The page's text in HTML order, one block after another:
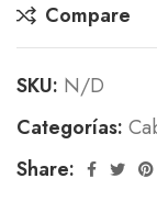
Compare
SKU: N/D
Categorías:
Share: